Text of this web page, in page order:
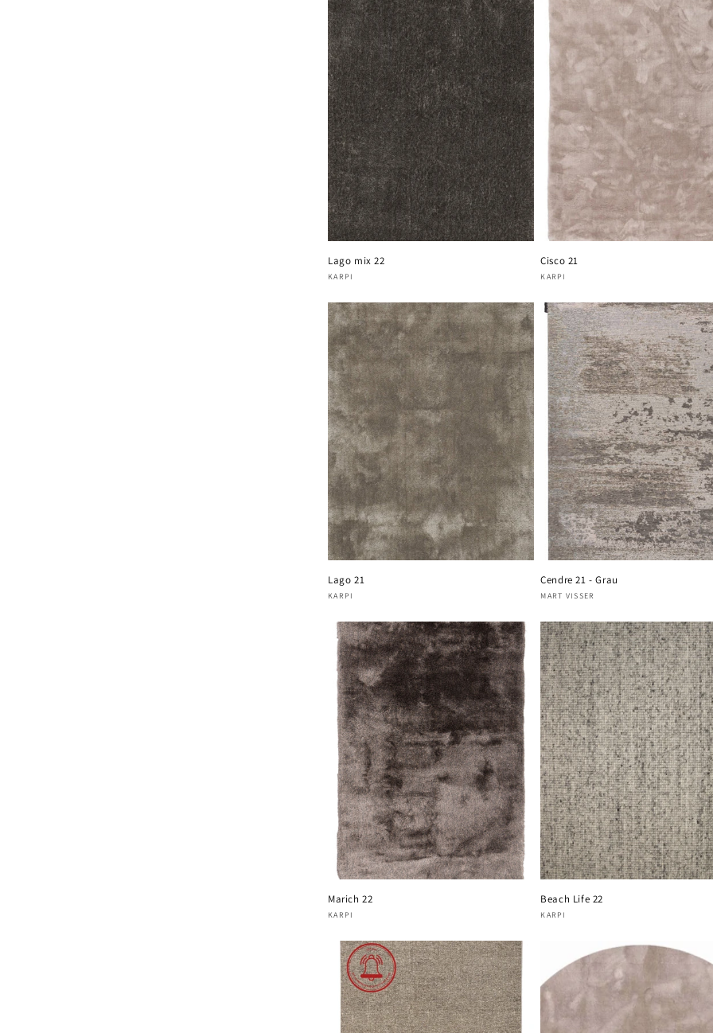
Lago mix 22
Verkoper:
KARPI
Cisco 21
Verkoper:
KARPI
Lago 21
Verkoper:
KARPI
Cendre 21 - Grau
Verkoper:
MART VISSER
Marich 22
Verkoper:
KARPI
Beach Life 22
Verkoper:
KARPI